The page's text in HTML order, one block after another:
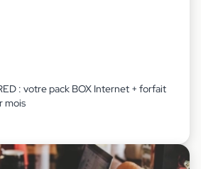
: votre pack BOX Internet + forfait
mois